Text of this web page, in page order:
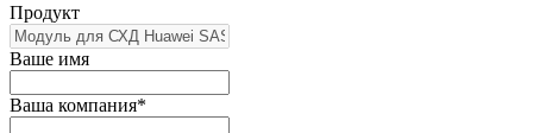
Продукт
Ваше имя
Ваша компания*